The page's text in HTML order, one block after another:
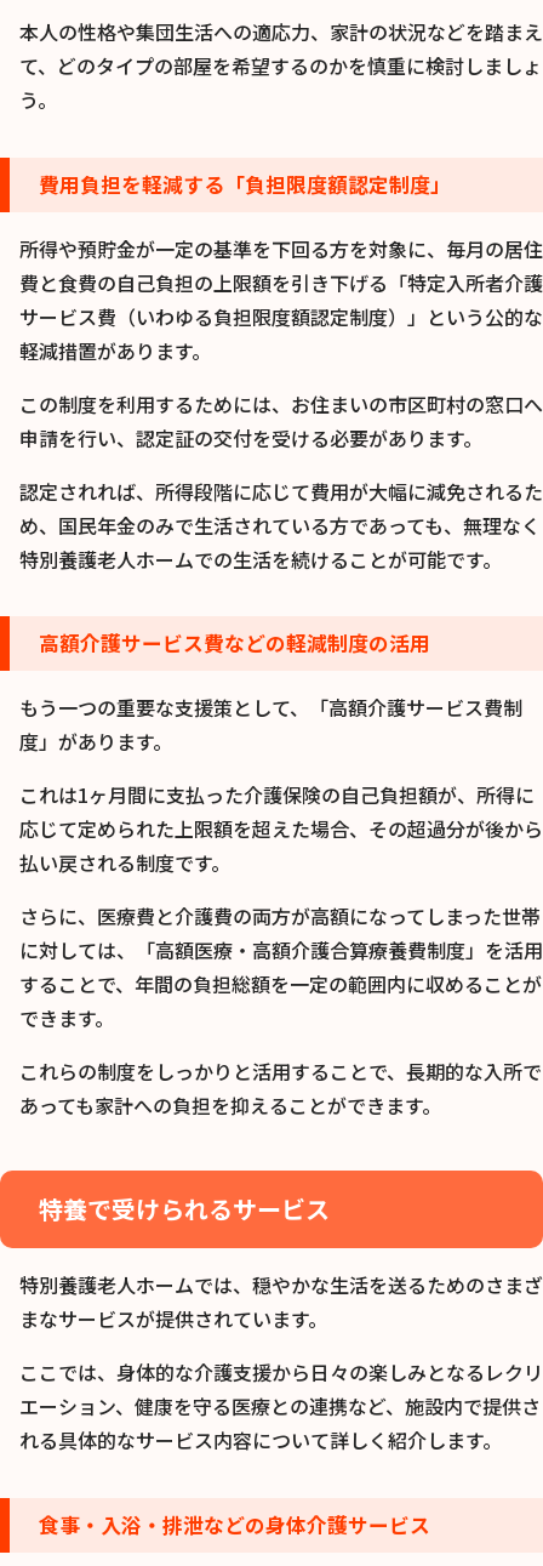
本人の性格や集団生活への適応力、家計の状況などを踏まえ
て、どのタイプの部屋を希望するのかを慎重に検討しましょ
う。
費用負担を軽減する「負担限度額認定制度」
所得や預貯金が一定の基準を下回る方を対象に、毎月の居住
費と食費の自己負担の上限額を引き下げる「特定入所者介護
サービス費（いわゆる負担限度額認定制度）」という公的な
軽減措置があります。
この制度を利用するためには、お住まいの市区町村の窓口へ
申請を行い、認定証の交付を受ける必要があります。
認定されれば、所得段階に応じて費用が大幅に減免されるた
め、国民年金のみで生活されている方であっても、無理なく
特別養護老人ホームでの生活を続けることが可能です。
高額介護サービス費などの軽減制度の活用
もう一つの重要な支援策として、「高額介護サービス費制
度」があります。
これは1ヶ月間に支払った介護保険の自己負担額が、所得に
応じて定められた上限額を超えた場合、その超過分が後から
払い戻される制度です。
さらに、医療費と介護費の両方が高額になってしまった世帯
に対しては、「高額医療・高額介護合算療養費制度」を活用
することで、年間の負担総額を一定の範囲内に収めることが
できます。
これらの制度をしっかりと活用することで、長期的な入所で
あっても家計への負担を抑えることができます。
特養で受けられるサービス
特別養護老人ホームでは、穏やかな生活を送るためのさまざ
まなサービスが提供されています。
ここでは、身体的な介護支援から日々の楽しみとなるレクリ
エーション、健康を守る医療との連携など、施設内で提供さ
れる具体的なサービス内容について詳しく紹介します。
食事・入浴・排泄などの身体介護サービス